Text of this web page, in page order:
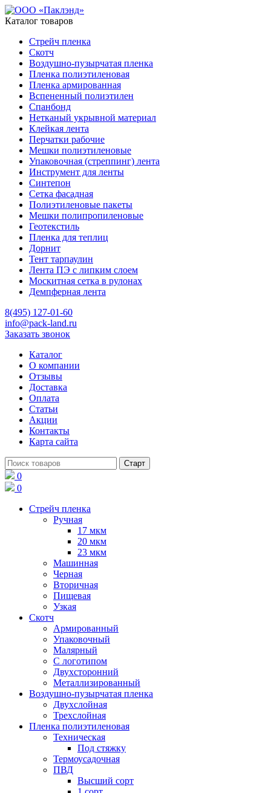
Каталог товаров
Стрейч пленка
Скотч
Воздушно-пузырчатая пленка
Пленка полиэтиленовая
Пленка армированная
Вспененный полиэтилен
Спанбонд
Нетканый укрывной материал
Клейкая лента
Перчатки рабочие
Мешки полиэтиленовые
Упаковочная (стреппинг) лента
Инструмент для ленты
Синтепон
Сетка фасадная
Полиэтиленовые пакеты
Мешки полипропиленовые
Геотекстиль
Пленка для теплиц
Дорнит
Тент тарпаулин
Лента ПЭ с липким слоем
Москитная сетка в рулонах
Демпферная лента
8(495) 127-01-60
info@pack-land.ru
Заказать звонок
Каталог
О компании
Отзывы
Доставка
Оплата
Статьи
Акции
Контакты
Карта сайта
0
0
Стрейч пленка
Ручная
17 мкм
20 мкм
23 мкм
Машинная
Черная
Вторичная
Пищевая
Узкая
Скотч
Армированный
Упаковочный
Малярный
С логотипом
Двухсторонний
Металлизированный
Воздушно-пузырчатая пленка
Двухслойная
Трехслойная
Пленка полиэтиленовая
Техническая
Под стяжку
Термоусадочная
ПВД
Высший сорт